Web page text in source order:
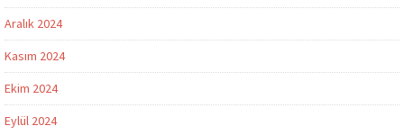
Aralık 2024
Kasım 2024
Ekim 2024
Eylül 2024